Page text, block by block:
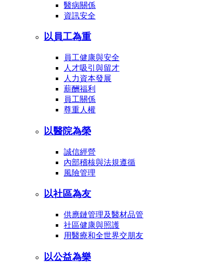
醫病關係
資訊安全
以員工為重
員工健康與安全
人才吸引與留才
人力資本發展
薪酬福利
員工關係
尊重人權
以醫院為榮
誠信經營
內部稽核與法規遵循
風險管理
以社區為友
供應鏈管理及醫材品管
社區健康與照護
用醫療和全世界交朋友
以公益為樂